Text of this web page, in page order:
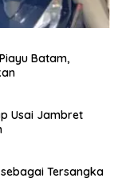
Batam,
Usai Jambret
Tersangka